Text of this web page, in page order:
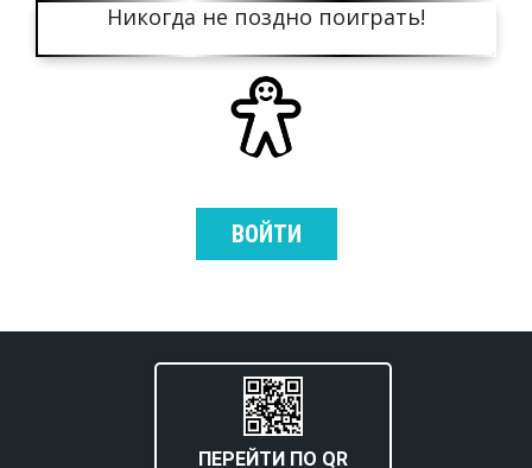
Никогда не поздно поиграть!
ВОЙТИ
ПЕРЕЙТИ ПО QR